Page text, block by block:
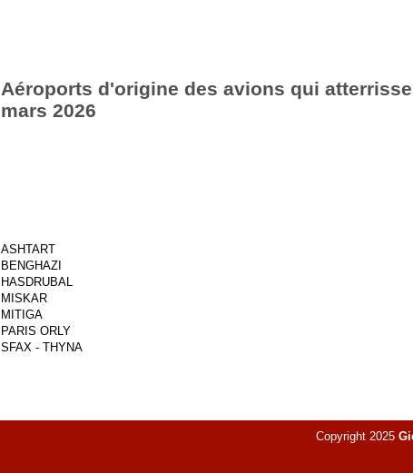
Aéroports d'origine des avions qui
mars 2026
ASHTART
BENGHAZI
HASDRUBAL
MISKAR
MITIGA
PARIS ORLY
SFAX - THYNA
Copyright 2025